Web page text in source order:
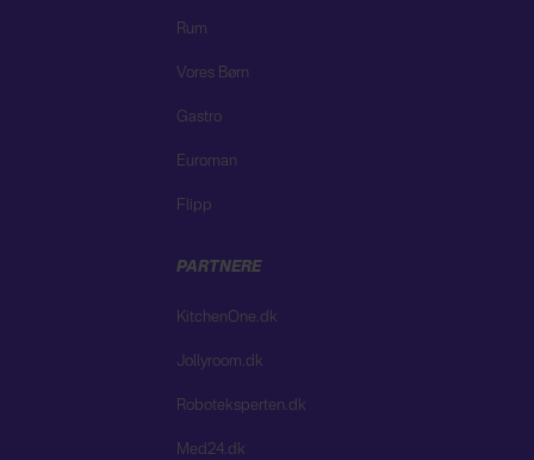
Rum
Vores Børn
Gastro
Euroman
Flipp
PARTNERE
KitchenOne.dk
Jollyroom.dk
Roboteksperten.dk
Med24.dk